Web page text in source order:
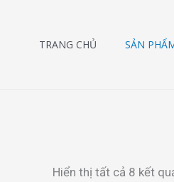
TRANG CHỦ SẢN
Hiển thị tất cả 8 kết